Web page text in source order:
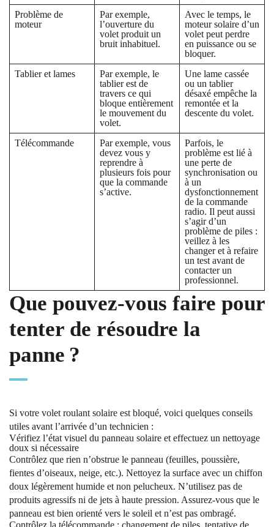
Problème de
moteur
Par exemple,
l’ouverture du
volet produit un
bruit inhabituel.
Avec le temps, le
moteur solaire d’un
volet peut perdre
en puissance ou se
bloquer.
Tablier et lames
Par exemple, le
tablier est de
travers ce qui
bloque entièrement
le mouvement du
volet.
Une lame cassée
ou un tablier
désaxé empêche la
remontée et la
descente du volet.
Télécommande
Par exemple, vous
devez vous y
reprendre à
plusieurs fois pour
que la commande
s’active.
Parfois, le
problème est lié à
une perte de
synchronisation ou
à un
dysfonctionnement
de la commande
radio. Il peut aussi
s’agir d’un
problème de piles :
veillez à les
changer et à refaire
un test avant de
contacter un
professionnel.
Que pouvez-vous faire pour
tenter de résoudre la
panne ?
Si votre volet roulant solaire est bloqué, voici quelques conseils
utiles avant l’arrivée d’un technicien :
Vérifiez l’état visuel du panneau solaire et effectuez un nettoyage
doux si nécessaire
Contrôlez que rien n’obstrue le panneau (feuilles, poussière,
fientes d’oiseaux, neige, etc.). Nettoyez la surface avec un chiffon
doux légèrement humide et non pelucheux. N’utilisez pas de
produits agressifs ni de jets à haute pression. Assurez-vous que le
panneau est bien orienté vers le soleil et n’est pas ombragé.
Contrôlez la télécommande : changement de piles, tentative de